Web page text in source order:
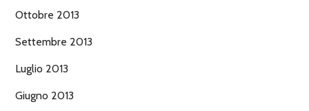
Ottobre 2013
Settembre 2013
Luglio 2013
Giugno 2013